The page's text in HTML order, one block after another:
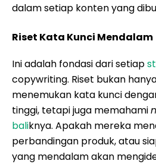
dalam setiap konten yang
Riset Kata Kunci Mendalam
Ini adalah fondasi dari setiap
copywriting. Riset bukan
menemukan kata kunci
tinggi, tetapi juga memahami
baliknya. Apakah mereka
perbandingan produk, atau
yang mendalam akan